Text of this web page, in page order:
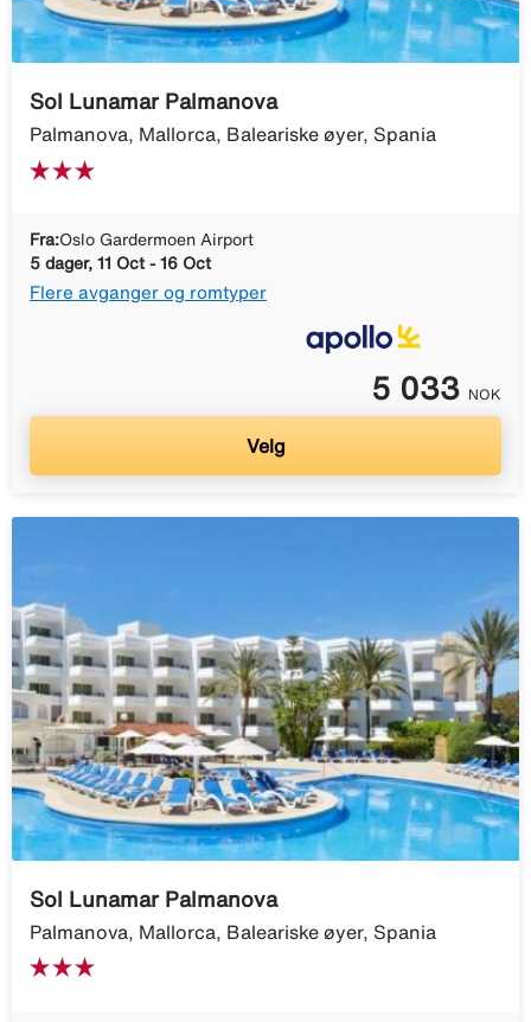
Sol Lunamar Palmanova
Palmanova, Mallorca, Baleariske øyer, Spania
Fra:Oslo Gardermoen Airport
5 dager, 11 Oct - 16 Oct
Flere avganger og romtyper
5 033 NOK
Velg
Sol Lunamar Palmanova
Palmanova, Mallorca, Baleariske øyer, Spania